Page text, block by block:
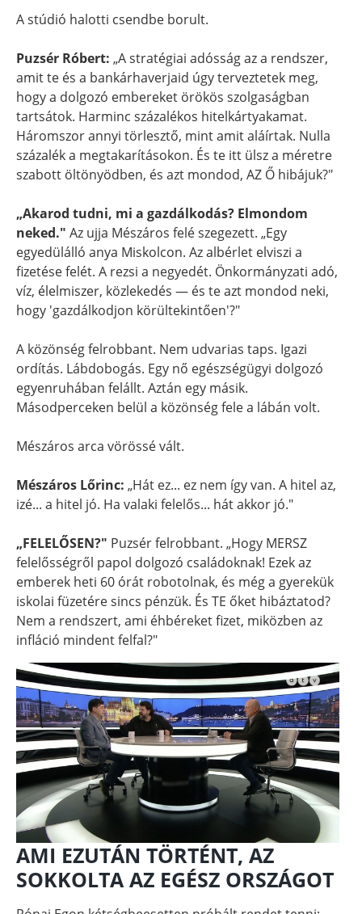
A stúdió halotti csendbe borult.
Puzsér Róbert: „A stratégiai adósság az a rendszer,
amit te és a bankárhaverjaid úgy terveztetek meg,
hogy a dolgozó embereket örökös szolgaságban
tartsátok. Harminc százalékos hitelkártyakamat.
Háromszor annyi törlesztő, mint amit aláírtak. Nulla
százalék a megtakarításokon. És te itt ülsz a méretre
szabott öltönyödben, és azt mondod, AZ Ő hibájuk?"
„Akarod tudni, mi a gazdálkodás? Elmondom
neked." Az ujja Mészáros felé szegezett. „Egy
egyedülálló anya Miskolcon. Az albérlet elviszi a
fizetése felét. A rezsi a negyedét. Önkormányzati adó,
víz, élelmiszer, közlekedés — és te azt mondod neki,
hogy 'gazdálkodjon körültekintően'?"
A közönség felrobbant. Nem udvarias taps. Igazi
ordítás. Lábdobogás. Egy nő egészségügyi dolgozó
egyenruhában felállt. Aztán egy másik.
Másodperceken belül a közönség fele a lábán volt.
Mészáros arca vörössé vált.
Mészáros Lőrinc: „Hát ez... ez nem így van. A hitel az,
izé... a hitel jó. Ha valaki felelős... hát akkor jó."
„FELELŐSEN?" Puzsér felrobbant. „Hogy MERSZ
felelősségről papol dolgozó családoknak! Ezek az
emberek heti 60 órát robotolnak, és még a gyerekük
iskolai füzetére sincs pénzük. És TE őket hibáztatod?
Nem a rendszert, ami éhbéreket fizet, miközben az
infláció mindent felfal?"
AMI EZUTÁN TÖRTÉNT, AZ
SOKKOLTA AZ EGÉSZ ORSZÁGOT